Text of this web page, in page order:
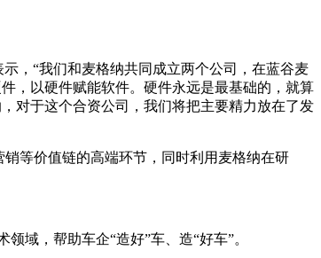
，“我们和麦格纳共同成立两个公司，在蓝谷麦
，以硬件赋能软件。硬件永远是最基础的，就算
对于这个合资公司，我们将把主要精力放在了发
等价值链的高端环节，同时利用麦格纳在研
域，帮助车企“造好”车、造“好车”。